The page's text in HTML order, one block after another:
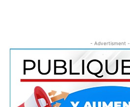
- Advertisment -